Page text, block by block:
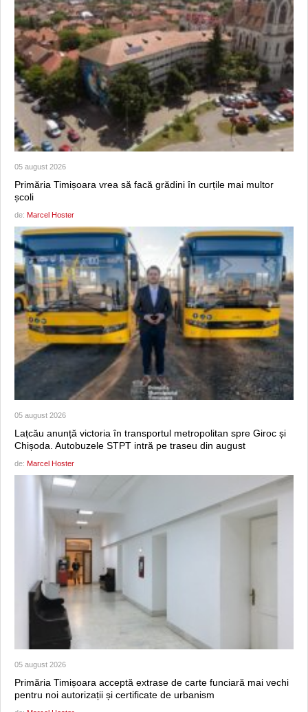
05 august 2026
Primăria Timișoara vrea să facă grădini în curțile mai multor
școli
de: Marcel Hoster
05 august 2026
Lațcău anunță victoria în transportul metropolitan spre Giroc și
Chișoda. Autobuzele STPT intră pe traseu din august
de: Marcel Hoster
05 august 2026
Primăria Timișoara acceptă extrase de carte funciară mai vechi
pentru noi autorizații și certificate de urbanism